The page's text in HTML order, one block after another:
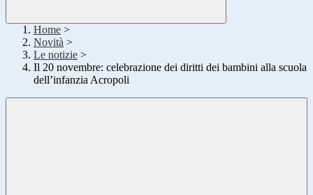
Home >
Novità >
Le notizie >
Il 20 novembre: celebrazione dei diritti dei bambini alla scuola
dell’infanzia Acropoli